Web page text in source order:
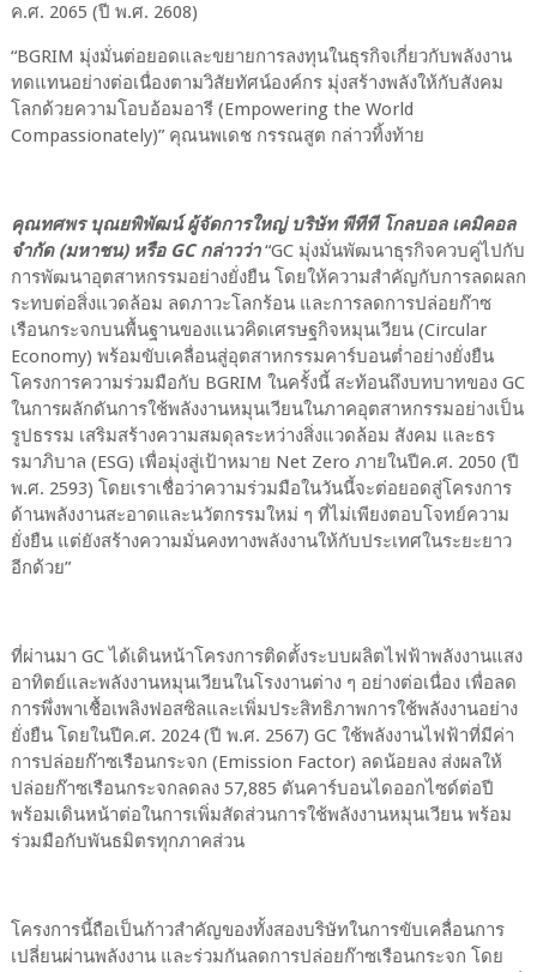
ค.ศ. 2065 (ปี พ.ศ. 2608)
“BGRIM มุ่งมั่นต่อยอดและขยายการลงทุนในธุรกิจเกี่ยวกับพลังงาน
ทดแทนอย่างต่อเนื่องตามวิสัยทัศน์องค์กร มุ่งสร้างพลังให้กับสังคม
โลกด้วยความโอบอ้อมอารี (Empowering the World
Compassionately)” คุณนพเดช กรรณสูต กล่าวทิ้งท้าย
คุณทศพร บุณยพิพัฒน์ ผู้จัดการใหญ่ บริษัท พีทีที โกลบอล เคมิคอล
จำกัด (มหาชน) หรือ GC กล่าวว่า“GC มุ่งมั่นพัฒนาธุรกิจควบคู่ไปกับ
การพัฒนาอุตสาหกรรมอย่างยั่งยืน โดยให้ความสำคัญกับการลดผลก
ระทบต่อสิ่งแวดล้อม ลดภาวะโลกร้อน และการลดการปล่อยก๊าซ
เรือนกระจกบนพื้นฐานของแนวคิดเศรษฐกิจหมุนเวียน (Circular
Economy) พร้อมขับเคลื่อนสู่อุตสาหกรรมคาร์บอนต่ำอย่างยั่งยืน
โครงการความร่วมมือกับ BGRIM ในครั้งนี้ สะท้อนถึงบทบาทของ GC
ในการผลักดันการใช้พลังงานหมุนเวียนในภาคอุตสาหกรรมอย่างเป็น
รูปธรรม เสริมสร้างความสมดุลระหว่างสิ่งแวดล้อม สังคม และธร
รมาภิบาล (ESG) เพื่อมุ่งสู่เป้าหมาย Net Zero ภายในปีค.ศ. 2050 (ปี
พ.ศ. 2593) โดยเราเชื่อว่าความร่วมมือในวันนี้จะต่อยอดสู่โครงการ
ด้านพลังงานสะอาดและนวัตกรรมใหม่ ๆ ที่ไม่เพียงตอบโจทย์ความ
ยั่งยืน แต่ยังสร้างความมั่นคงทางพลังงานให้กับประเทศในระยะยาว
อีกด้วย”
ที่ผ่านมา GC ได้เดินหน้าโครงการติดตั้งระบบผลิตไฟฟ้าพลังงานแสง
อาทิตย์และพลังงานหมุนเวียนในโรงงานต่าง ๆ อย่างต่อเนื่อง เพื่อลด
การพึ่งพาเชื้อเพลิงฟอสซิลและเพิ่มประสิทธิภาพการใช้พลังงานอย่าง
ยั่งยืน โดยในปีค.ศ. 2024 (ปี พ.ศ. 2567) GC ใช้พลังงานไฟฟ้าที่มีค่า
การปล่อยก๊าซเรือนกระจก (Emission Factor) ลดน้อยลง ส่งผลให้
ปล่อยก๊าซเรือนกระจกลดลง 57,885 ตันคาร์บอนไดออกไซด์ต่อปี
พร้อมเดินหน้าต่อในการเพิ่มสัดส่วนการใช้พลังงานหมุนเวียน พร้อม
ร่วมมือกับพันธมิตรทุกภาคส่วน
โครงการนี้ถือเป็นก้าวสำคัญของทั้งสองบริษัทในการขับเคลื่อนการ
เปลี่ยนผ่านพลังงาน และร่วมกันลดการปล่อยก๊าซเรือนกระจก โดย